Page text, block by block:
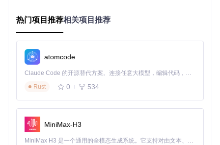
Screenbox的强大之处在于其全面的核心功能，这些功能通过
智能媒体管理：让您的媒体库井然有序
Screenbox内置的智能媒体库系统会自动扫描并分类您的本地
供了直观的分类入口，包括音乐、视频、网络存储等选项。媒
在幕后，这一功能通过
服务逻辑实现，确保了媒体库的高效管理和快速访问。无论是
拥有数百首歌曲的音乐收藏，还是大量视频文件的影视库，Sc
热门项目推荐相关项目推荐
atomcode
Claude Code 的开源替代方案。连接任意大模型，编辑代码，运行命令，自动验证 — 全自动执行。用 Rust 构建，极致性能。 ｜ An open-source alternative to Claude Code. Connect any LLM, edit code, run commands, and verify changes — autonomously. Built in Rust for speed. Get Started
Rust
0 534
MiniMax-H3
MiniMax H3 是一个通用的全模态生成系统。它支持对由文本、图像、视频和音频组成的多模态上下文进行统一理解，并能生成分辨率高达 2K、时长可达 15 秒的带原生立体声音频的视频。得益于面向任务泛化的系统设计，H3 在预训练阶段就已具备广泛的多模态上下文理解与生成能力，能够出色地执行复杂的多模态指令。